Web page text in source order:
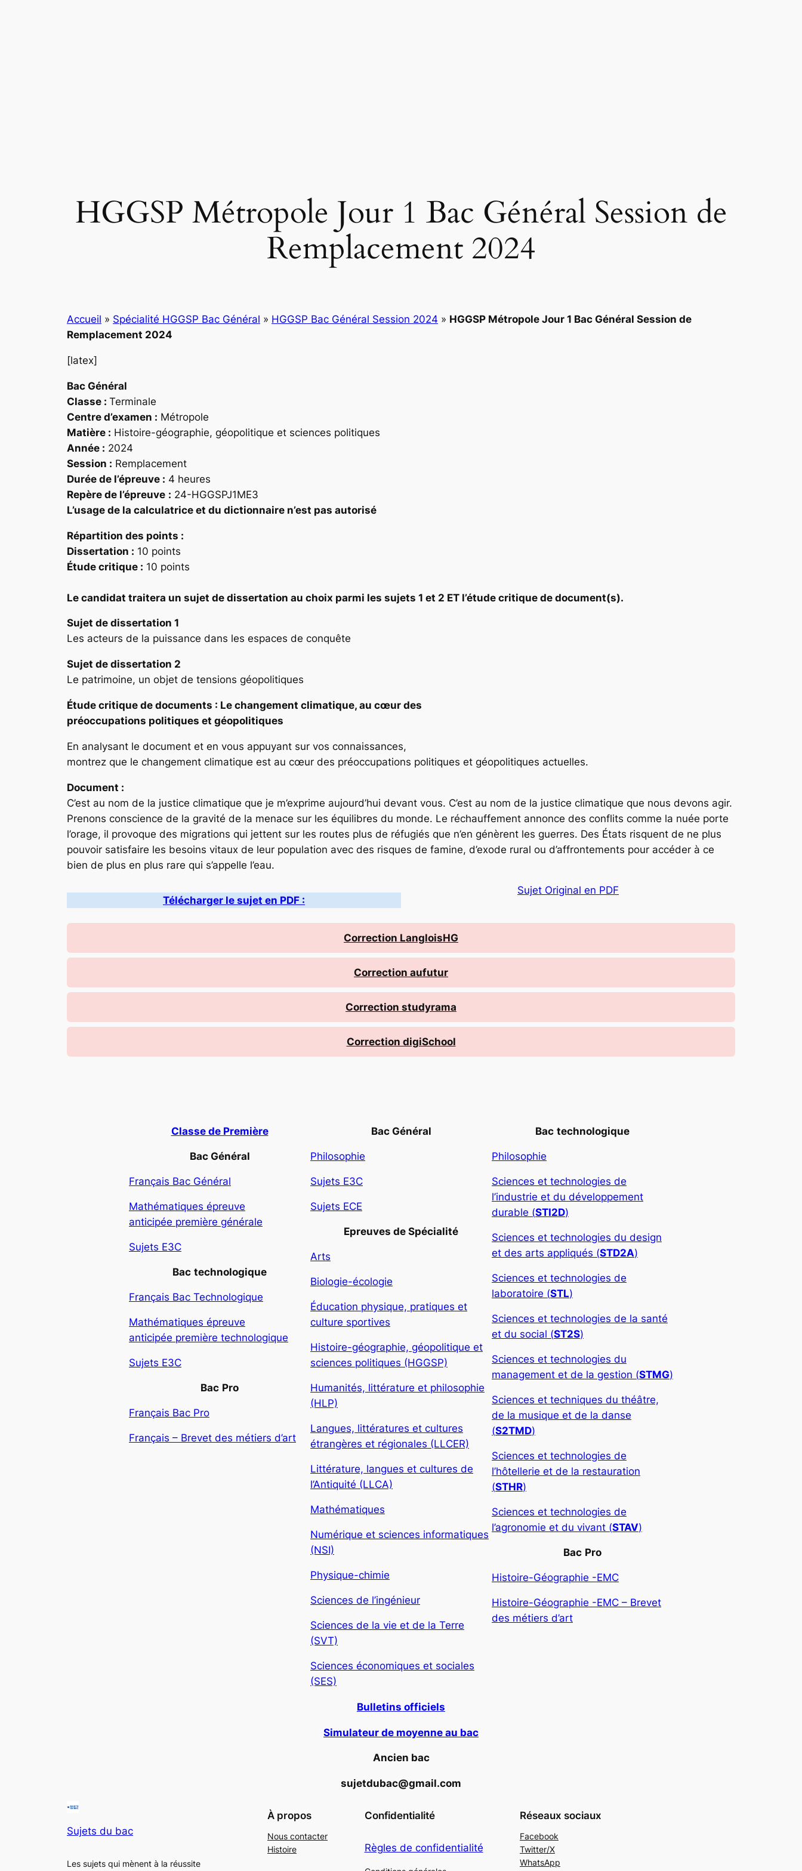
HGGSP Métropole Jour 1 Bac Général Session de
Remplacement 2024
Accueil » Spécialité HGGSP Bac Général » HGGSP Bac Général Session 2024 » HGGSP Métropole Jour 1 Bac Général Session de
Remplacement 2024
[latex]
Bac Général
Classe : Terminale
Centre d’examen : Métropole
Matière : Histoire-géographie, géopolitique et sciences politiques
Année : 2024
Session : Remplacement
Durée de l’épreuve : 4 heures
Repère de l’épreuve : 24-HGGSPJ1ME3
L’usage de la calculatrice et du dictionnaire n’est pas autorisé
Répartition des points :
Dissertation : 10 points
Étude critique : 10 points
Le candidat traitera un sujet de dissertation au choix parmi les sujets 1 et 2 ET l’étude critique de document(s).
Sujet de dissertation 1
Les acteurs de la puissance dans les espaces de conquête
Sujet de dissertation 2
Le patrimoine, un objet de tensions géopolitiques
Étude critique de documents : Le changement climatique, au cœur des
préoccupations politiques et géopolitiques
En analysant le document et en vous appuyant sur vos connaissances,
montrez que le changement climatique est au cœur des préoccupations politiques et géopolitiques actuelles.
Document :
C’est au nom de la justice climatique que je m’exprime aujourd’hui devant vous. C’est au nom de la justice climatique que nous devons agir.
Prenons conscience de la gravité de la menace sur les équilibres du monde. Le réchauffement annonce des conflits comme la nuée porte
l’orage, il provoque des migrations qui jettent sur les routes plus de réfugiés que n’en génèrent les guerres. Des États risquent de ne plus
pouvoir satisfaire les besoins vitaux de leur population avec des risques de famine, d’exode rural ou d’affrontements pour accéder à ce
bien de plus en plus rare qui s’appelle l’eau.
Télécharger le sujet en PDF :
Sujet Original en PDF
Correction LangloisHG
Correction aufutur
Correction studyrama
Correction digiSchool
Classe de Première
Bac Général
Français Bac Général
Mathématiques épreuve
anticipée première générale
Sujets E3C
Bac technologique
Français Bac Technologique
Mathématiques épreuve
anticipée première technologique
Sujets E3C
Bac Pro
Français Bac Pro
Français – Brevet des métiers d’art
Bac Général
Philosophie
Sujets E3C
Sujets ECE
Epreuves de Spécialité
Arts
Biologie-écologie
Éducation physique, pratiques et
culture sportives
Histoire-géographie, géopolitique et
sciences politiques (HGGSP)
Humanités, littérature et philosophie
(HLP)
Langues, littératures et cultures
étrangères et régionales (LLCER)
Littérature, langues et cultures de
l’Antiquité (LLCA)
Mathématiques
Numérique et sciences informatiques
(NSI)
Physique-chimie
Sciences de l’ingénieur
Sciences de la vie et de la Terre
(SVT)
Sciences économiques et sociales
(SES)
Bac technologique
Philosophie
Sciences et technologies de
l’industrie et du développement
durable (STI2D)
Sciences et technologies du design
et des arts appliqués (STD2A)
Sciences et technologies de
laboratoire (STL)
Sciences et technologies de la santé
et du social (ST2S)
Sciences et technologies du
management et de la gestion (STMG)
Sciences et techniques du théâtre,
de la musique et de la danse
(S2TMD)
Sciences et technologies de
l’hôtellerie et de la restauration
(STHR)
Sciences et technologies de
l’agronomie et du vivant (STAV)
Bac Pro
Histoire-Géographie -EMC
Histoire-Géographie -EMC – Brevet
des métiers d’art
Bulletins officiels
Simulateur de moyenne au bac
Ancien bac
sujetdubac@gmail.com
Sujets du bac
Les sujets qui mènent à la réussite
À propos
Nous contacter
Histoire
Confidentialité
Règles de confidentialité
Réseaux sociaux
Facebook
Twitter/X
WhatsApp